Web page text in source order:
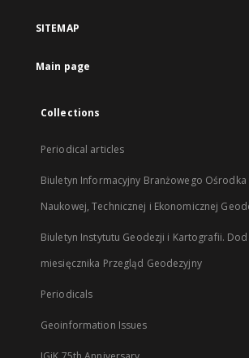
new
SITEMAP
Main page
Collections
Periodical articles
Biuletyn Informacyjny Branżowego
Naukowej, Technicznej i Ekonomicznej
Biuletyn Instytutu Geodezji i Kartografii.
miesięcznika Przegląd Geodezyjny
Periodicals
Geoinformation Issues